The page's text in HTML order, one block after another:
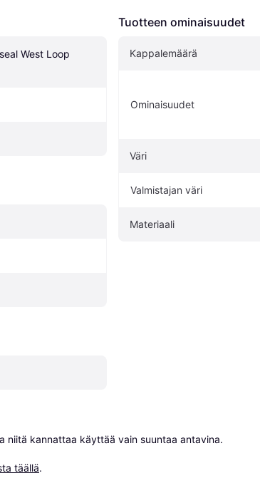
West Loop
Tuotteen ominaisuudet
Kappalemäärä
Ominaisuudet
Väri
Valmistajan väri
Materiaali
niitä kannattaa käyttää vain suuntaa antavina.
täällä.